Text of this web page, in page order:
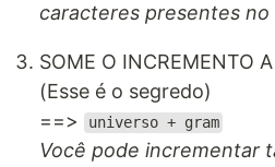
caracteres presentes
SOME O INCREMENTO
(Esse é o segredo)
==>
universo + gram
Você pode incrementar